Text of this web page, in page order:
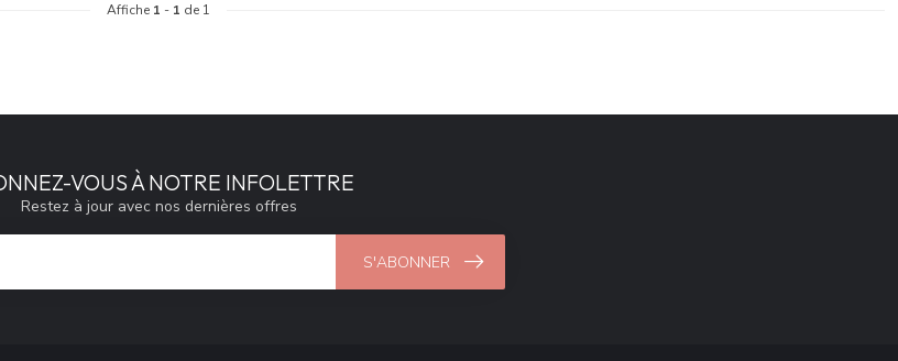
Affiche 1 - 1 de 1
VOUS À NOTRE INFOLETTRE
Restez à jour avec nos dernières offres
S'ABONNER